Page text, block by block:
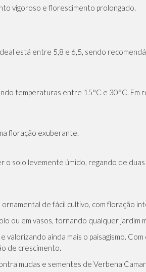
vigoroso e florescimento prolongado.
está entre 5,8 e 6,5, sendo
temperaturas entre 15°C e 30°C. Em
floração exuberante.
solo levemente úmido, regando de
de fácil cultivo, com floração
ou em vasos, tornando qualquer jardim
ainda mais o paisagismo.
de crescimento.
mudas e sementes de Verbena